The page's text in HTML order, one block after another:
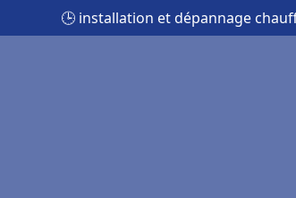
🕒 installation et dépannage